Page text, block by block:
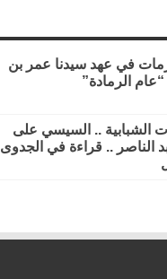
في عهد سيدنا عمر بن
الرمادة”
الشبابية .. السيسي على
الناصر .. قراءة في الجدوى